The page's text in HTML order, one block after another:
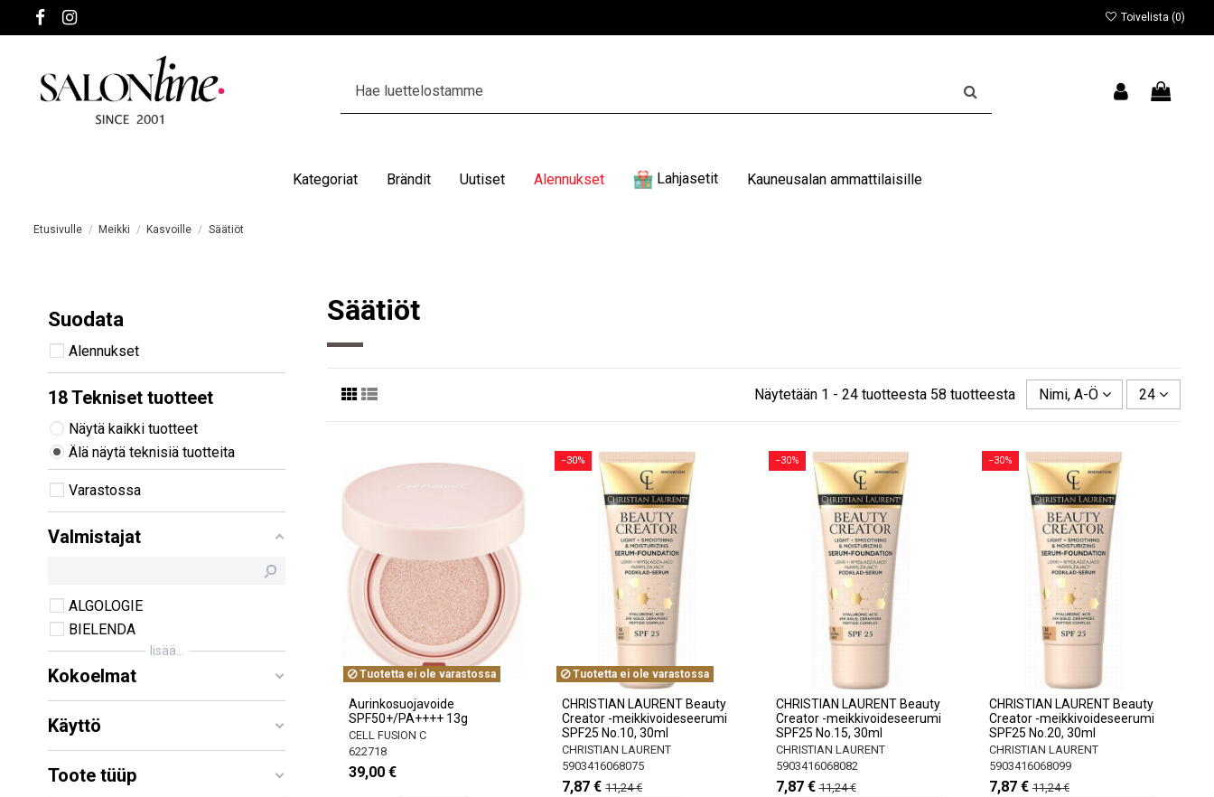
Toivelista (0)
Kategoriat Brändit Uutiset Alennukset Lahjasetit Kauneusalan ammattilaisille
Etusivulle Meikki Kasvoille Säätiöt
Säätiöt
Näytetään 1 - 24 tuotteesta 58 tuotteesta Nimi, A-Ö 24
Tuotetta ei ole varastossa
Aurinkosuojavoide
SPF50+/PA++++ 13g
CELL FUSION C
622718
39,00 €
−30%
Tuotetta ei ole varastossa
CHRISTIAN LAURENT Beauty
Creator -meikkivoideseerumi
SPF25 No.10, 30ml
CHRISTIAN LAURENT
5903416068075
7,87 € 11,24 €
−30%
CHRISTIAN LAURENT Beauty
Creator -meikkivoideseerumi
SPF25 No.15, 30ml
CHRISTIAN LAURENT
5903416068082
7,87 € 11,24 €
−30%
CHRISTIAN LAURENT Beauty
Creator -meikkivoideseerumi
SPF25 No.20, 30ml
CHRISTIAN LAURENT
5903416068099
7,87 € 11,24 €
Suodata
Alennukset
18 Tekniset tuotteet
Näytä kaikki tuotteet
Älä näytä teknisiä tuotteita
Varastossa
Valmistajat
ALGOLOGIE
BIELENDA
lisää...
Kokoelmat
Käyttö
Toote tüüp